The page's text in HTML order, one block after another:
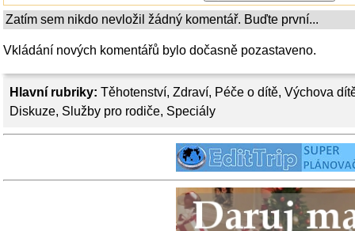
Hlavní rubriky: Těhotenství, Zdraví, Péče o dítě, Výchova
Diskuze, Služby pro rodiče, Speciály
Zatím sem nikdo nevložil žádný komentář. Buďte první...
Vkládání nových komentářů bylo dočasně pozastaveno.